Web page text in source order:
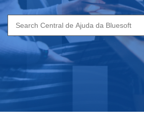
Search
for: